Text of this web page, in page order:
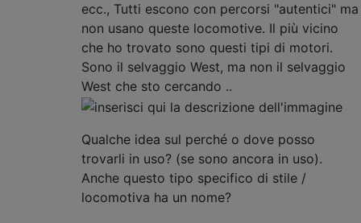
ecc., Tutti escono con percorsi "autentici" ma
non usano queste locomotive. Il più vicino
che ho trovato sono questi tipi di motori.
Sono il selvaggio West, ma non il selvaggio
West che sto cercando ..
Qualche idea sul perché o dove posso
trovarli in uso? (se sono ancora in uso).
Anche questo tipo specifico di stile /
locomotiva ha un nome?